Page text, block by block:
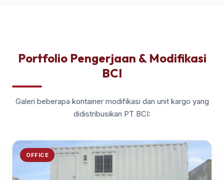
Portfolio Pengerjaan & Modifikasi
BCI
Galeri beberapa kontainer modifikasi dan unit kargo yang
didistribusikan PT BCI:
OFFICE